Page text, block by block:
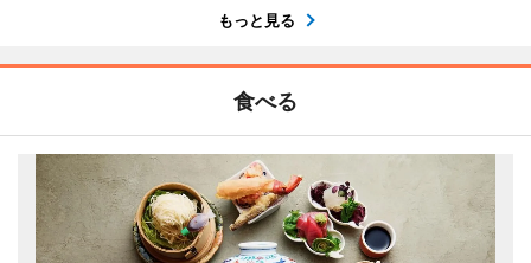
もっと見る
食べる